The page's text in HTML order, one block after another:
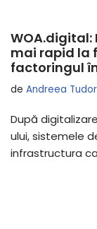
mai rapid la
factoringul
de Andreea Tudor
După
ului, sistemele
infrastructura